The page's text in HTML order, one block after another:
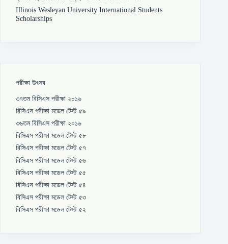
Illinois Wesleyan University International Students
Scholarships
পরীক্ষা উৎসব
৩৭তম বিসিএস পরীক্ষা ২০১৬
বিসিএস পরীক্ষা মডেল টেস্ট ৫৯
৩৬তম বিসিএস পরীক্ষা ২০১৬
বিসিএস পরীক্ষা মডেল টেস্ট ৫৮
বিসিএস পরীক্ষা মডেল টেস্ট ৫৭
বিসিএস পরীক্ষা মডেল টেস্ট ৫৬
বিসিএস পরীক্ষা মডেল টেস্ট ৫৫
বিসিএস পরীক্ষা মডেল টেস্ট ৫৪
বিসিএস পরীক্ষা মডেল টেস্ট ৫৩
বিসিএস পরীক্ষা মডেল টেস্ট ৫২